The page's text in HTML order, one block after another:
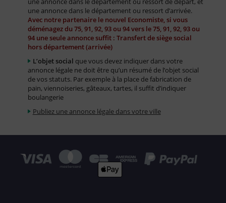
une annonce dans le département ou ressort d’arrivée.
Avec notre partenaire le nouvel Economiste, si vous
déménagez du 75, 91, 92, 93 ou 94 vers le 75, 91, 92, 93 ou
94 une seule annonce suffit : Transfert de siège social
hors département (arrivée)
L’objet social que vous devez indiquer dans votre
annonce légale ne doit être qu’un résumé de l’objet social
de vos statuts. Par exemple à la place de fabrication de
pain, viennoiseries, gâteaux, tartes, il suffit d’indiquer
boulangerie
Publiez une annonce légale dans votre ville